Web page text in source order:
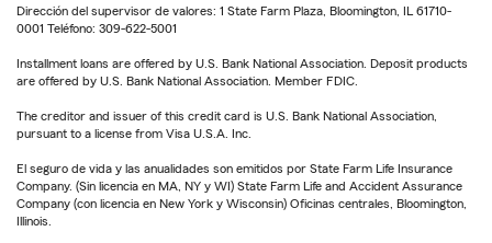
Dirección del supervisor de valores: 1 State Farm Plaza, Bloomington, IL 61710-
0001 Teléfono: 309-622-5001
Installment loans are offered by U.S. Bank National Association. Deposit products
are offered by U.S. Bank National Association. Member FDIC.
The creditor and issuer of this credit card is U.S. Bank National Association,
pursuant to a license from Visa U.S.A. Inc.
El seguro de vida y las anualidades son emitidos por State Farm Life Insurance
Company. (Sin licencia en MA, NY y WI) State Farm Life and Accident Assurance
Company (con licencia en New York y Wisconsin) Oficinas centrales, Bloomington,
Illinois.